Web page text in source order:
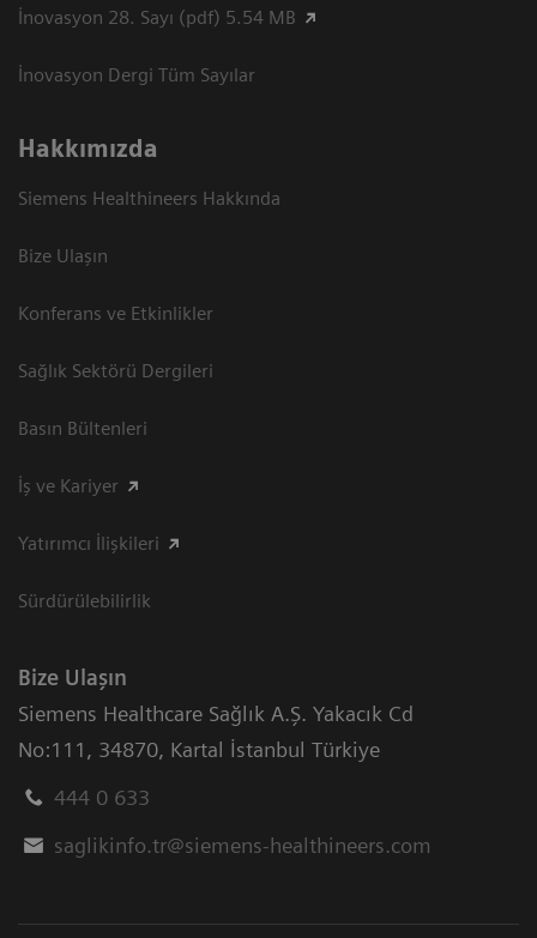
İnovasyon 28. Sayı (pdf) 5.54 MB
İnovasyon Dergi Tüm Sayılar
Hakkımızda
Siemens Healthineers Hakkında
Bize Ulaşın
Konferans ve Etkinlikler
Sağlık Sektörü Dergileri
Basın Bültenleri
İş ve Kariyer
Yatırımcı İlişkileri
Sürdürülebilirlik
Bize Ulaşın
Siemens Healthcare Sağlık A.Ş. Yakacık Cd
No:111 , 34870, Kartal İstanbul Türkiye
444 0 633
saglikinfo.tr@siemens-healthineers.com